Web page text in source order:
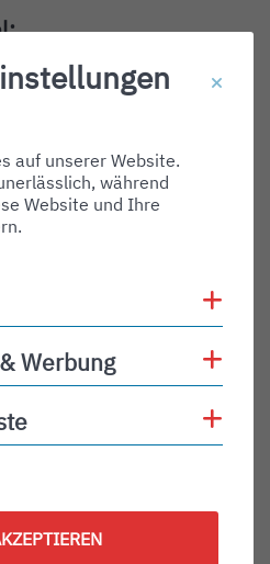
auf unserer Website.
während
Website und Ihre
Werbung